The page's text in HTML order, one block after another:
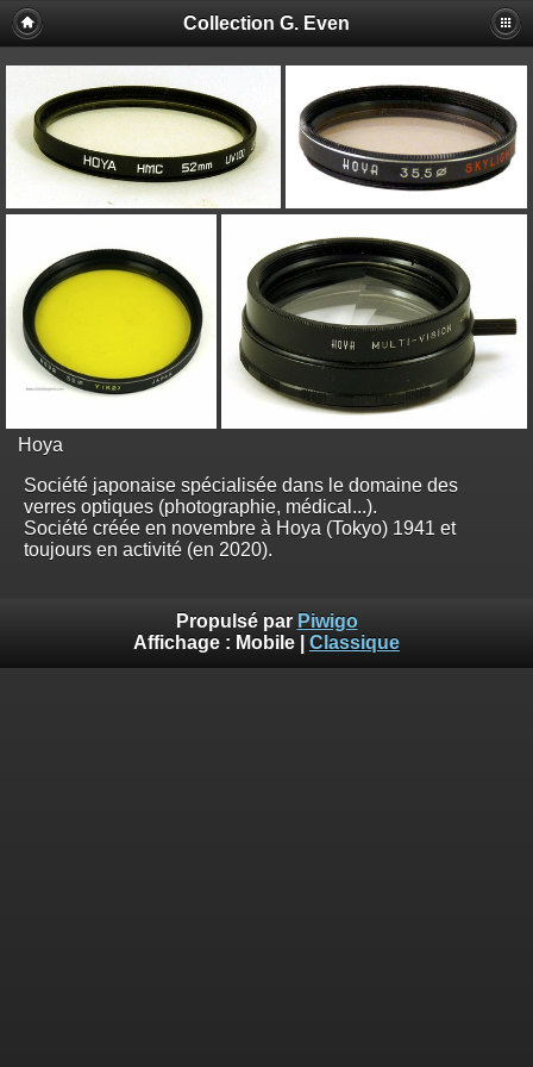
Collection G. Even
Hoya
Société japonaise spécialisée dans le domaine des
verres optiques (photographie, médical...).
Société créée en novembre à Hoya (Tokyo) 1941 et
toujours en activité (en 2020).
Propulsé par Piwigo
Affichage : Mobile Classique